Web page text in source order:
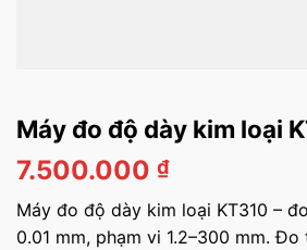
Máy đo độ dày kim loại
7.500.000 ₫
Máy đo độ dày kim loại KT310 –
0.01 mm, phạm vi 1.2–300 mm.